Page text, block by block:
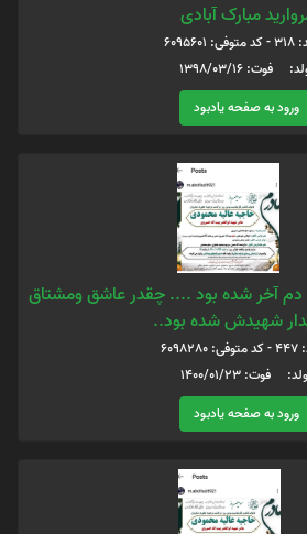
مبارک آبادی
6095601
فوت: 1398/03/16
ورود به صفحه یادبود
آخر شده بود .... چقدر عاشق و‌مشتاق
شهیدش شده بود..
فوت: 1400/01/23
ورود به صفحه یادبود